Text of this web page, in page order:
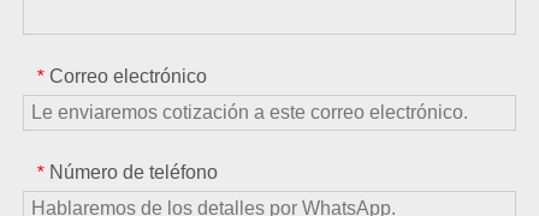
* Correo electrónico
* Número de teléfono